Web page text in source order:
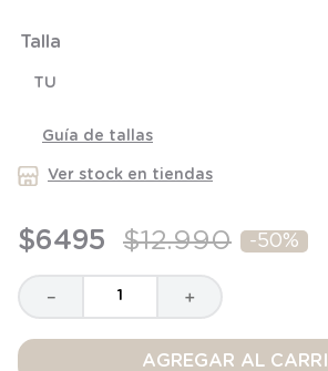
Talla
TU
Guía de tallas
Ver stock en tiendas
$6495 $12.990 -50%
＋
－
AGREGAR AL
7.
8.
saco
zapatillas niño